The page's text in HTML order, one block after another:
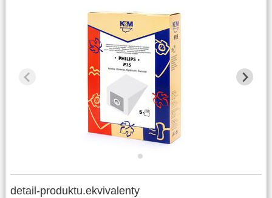
detail-produktu.ekvivalenty